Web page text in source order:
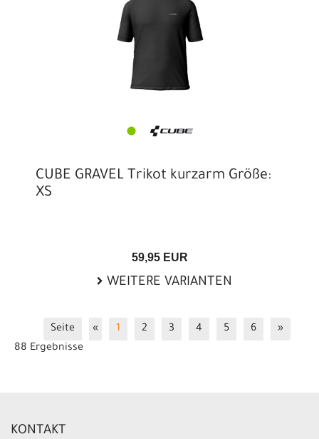
CUBE GRAVEL Trikot kurzarm Größe:
XS
59,95 EUR
WEITERE VARIANTEN
Seite « 1 2 3 4 5 6
»
88 Ergebnisse
KONTAKT